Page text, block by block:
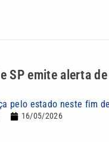
SP emite alerta
pelo estado neste fim
16/05/2026